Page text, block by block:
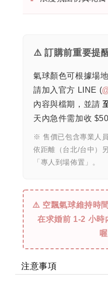
⚠️ 訂購前重要提
氣球顏色可根據場
請加入官方 LINE (
內容與檔期，並請
天內急件需加收
※ 售價已包含專業人
依距離（台北/台中）
「專人到場佈置」。
⚠️ 空飄氣球維持時
在求婚前 1-2 小時
注意事項